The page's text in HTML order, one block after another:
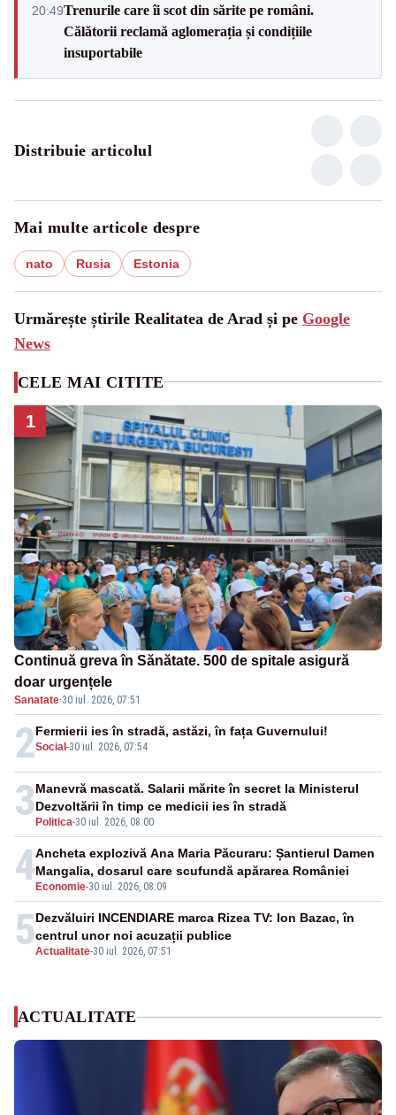
20:49Trenurile care îi scot din sărite pe români.
Călătorii reclamă aglomerația și condițiile
insuportabile
Distribuie articolul
Mai multe articole despre
nato Rusia Estonia
Urmărește știrile Realitatea de Arad și pe Google
News
CELE MAI CITITE
1
Continuă greva în Sănătate. 500 de spitale asigură
doar urgențele
Sanatate·30 iul. 2026, 07:51
2Social -30 iul. 2026, 07:54
Fermierii ies în stradă, astăzi, în fața Guvernului!
3 Politica-30 iul. 2026, 08:00
Manevră mascată. Salarii mărite în secret la Ministerul
Dezvoltării în timp ce medicii ies în stradă
4 Economie-30 iul. 2026, 08:09
Ancheta explozivă Ana Maria Păcuraru: Șantierul Damen
Mangalia, dosarul care scufundă apărarea României
5Actualitate-30 iul. 2026, 07:51
Dezvăluiri INCENDIARE marca Rizea TV: Ion Bazac, în
centrul unor noi acuzații publice
ACTUALITATE